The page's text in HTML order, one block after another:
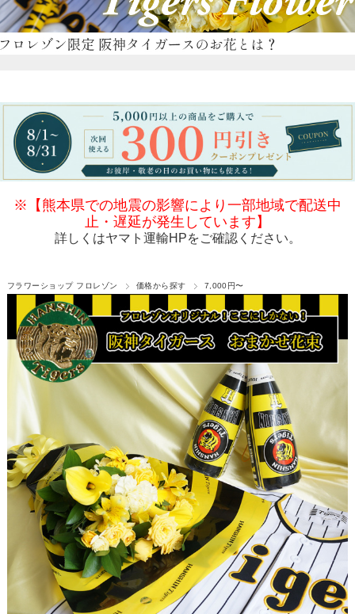
※【熊本県での地震の影響により一部地域で配送中
止・遅延が発生しています】
詳しくはヤマト運輸HPをご確認ください。
フラワーショップ フロレゾン 価格から探す 7,000円〜